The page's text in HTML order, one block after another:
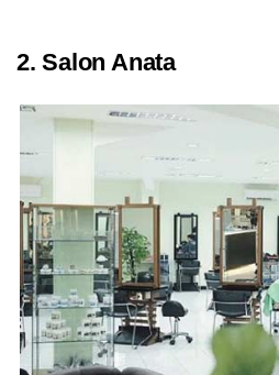
2. Salon Anata